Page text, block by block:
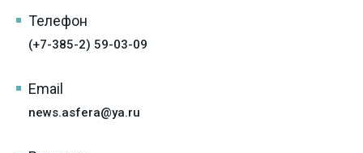
Телефон
(+7-385-2) 59-03-09
Email
news.asfera@ya.ru